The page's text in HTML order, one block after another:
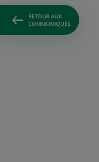
RETOUR AUX
COMMUNIQUÉS